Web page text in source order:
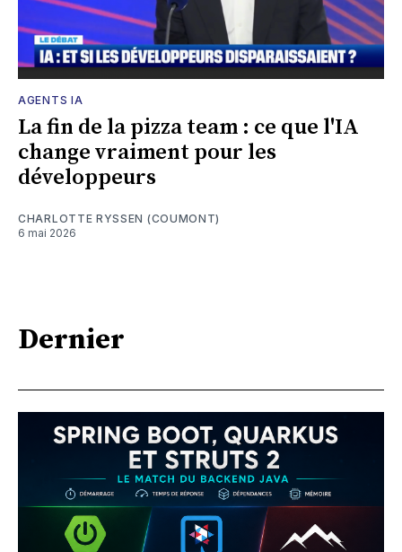
AGENTS IA
La fin de la pizza team : ce que l'IA
change vraiment pour les
développeurs
CHARLOTTE RYSSEN (COUMONT)
6 mai 2026
Dernier